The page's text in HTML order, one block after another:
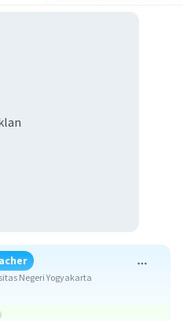
Negeri Yogyakarta